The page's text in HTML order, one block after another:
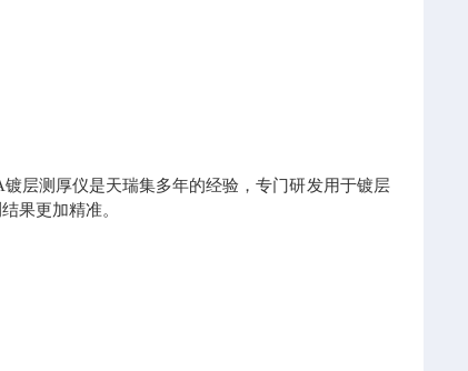
层测厚仪是天瑞集多年的经验，专门研发用于镀层
果更加精准。